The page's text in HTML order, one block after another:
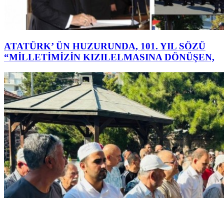
ATATÜRK’ ÜN HUZURUNDA, 101. YIL SÖZÜ
“MİLLETİMİZİN KIZILELMASINA DÖNÜŞEN,